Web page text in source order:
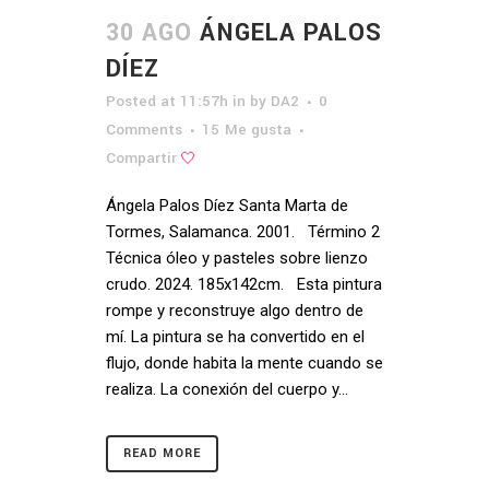
30 AGO ÁNGELA PALOS
DÍEZ
Posted at 11:57h in by DA2
0
Comments
15 Me gusta
Compartir
Ángela Palos Díez Santa Marta de
Tormes, Salamanca. 2001. Término 2
Técnica óleo y pasteles sobre lienzo
crudo. 2024. 185x142cm. Esta pintura
rompe y reconstruye algo dentro de
mí. La pintura se ha convertido en el
flujo, donde habita la mente cuando se
realiza. La conexión del cuerpo y...
READ MORE